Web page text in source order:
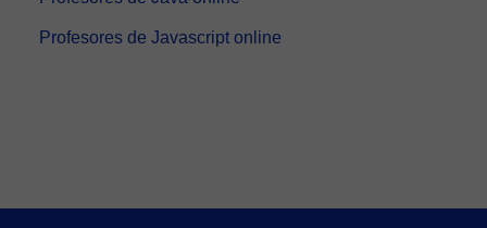
Profesores de Javascript online